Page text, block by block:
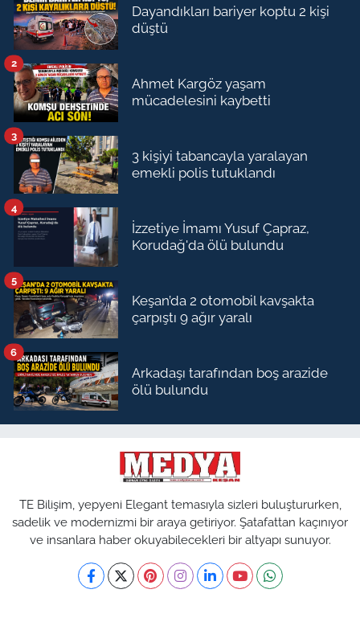
Dayandıkları bariyer koptu 2 kişi
düştü
Ahmet Kargöz yaşam
mücadelesini kaybetti
2
3 kişiyi tabancayla yaralayan
emekli polis tutuklandı
3
İzzetiye İmamı Yusuf Çapraz,
Korudağ'da ölü bulundu
4
Keşan’da 2 otomobil kavşakta
çarpıştı 9 ağır yaralı
5
Arkadaşı tarafından boş arazide
ölü bulundu
6
TE Bilişim, yepyeni Elegant temasıyla sizleri buluştururken,
sadelik ve modernizmi bir araya getiriyor. Şatafattan kaçınıyor
ve insanlara haber okuyabilecekleri bir altyapı sunuyor.